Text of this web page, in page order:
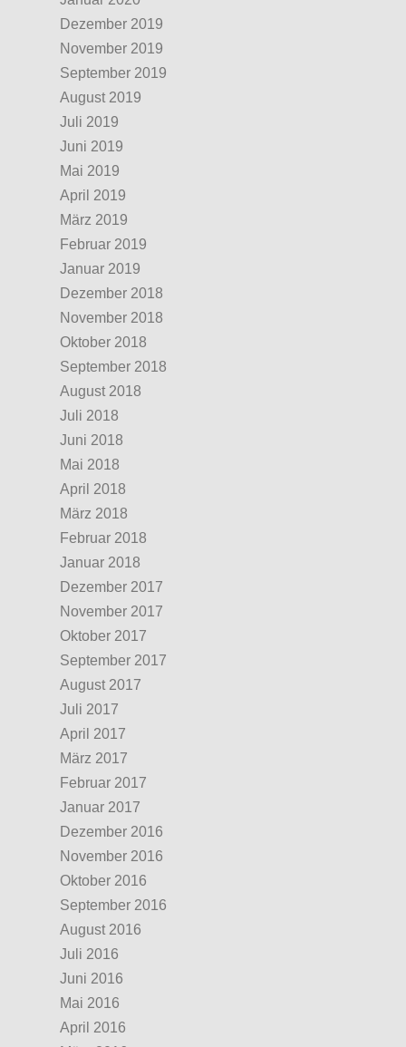
Dezember 2019
November 2019
September 2019
August 2019
Juli 2019
Juni 2019
Mai 2019
April 2019
März 2019
Februar 2019
Januar 2019
Dezember 2018
November 2018
Oktober 2018
September 2018
August 2018
Juli 2018
Juni 2018
Mai 2018
April 2018
März 2018
Februar 2018
Januar 2018
Dezember 2017
November 2017
Oktober 2017
September 2017
August 2017
Juli 2017
April 2017
März 2017
Februar 2017
Januar 2017
Dezember 2016
November 2016
Oktober 2016
September 2016
August 2016
Juli 2016
Juni 2016
Mai 2016
April 2016